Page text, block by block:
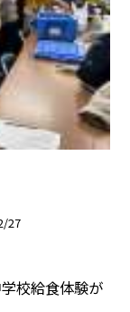
27
学校給食体験が